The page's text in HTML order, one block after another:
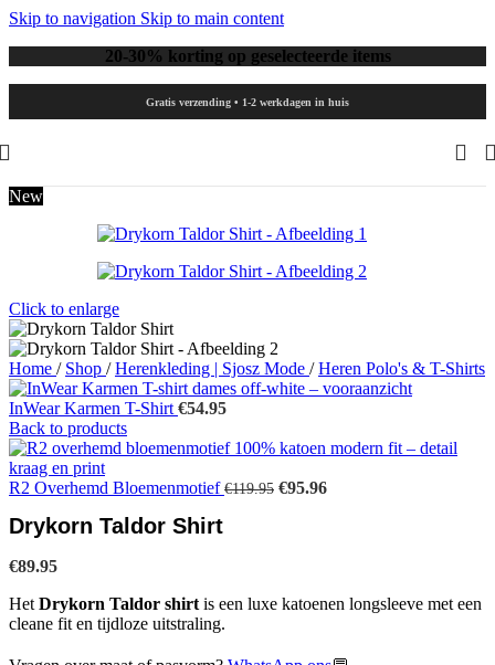
Skip to navigation Skip to main content
20-30% korting op geselecteerde items
Gratis verzending • 1-2 werkdagen in huis
New
Click to enlarge
Home / Shop / Herenkleding | Sjosz Mode / Heren Polo's & T-Shirts
InWear Karmen T-Shirt €54.95
Back to products
R2 Overhemd Bloemenmotief€119.95 Oorspronkelijke
€95.96Huidige
Drykorn Taldor Shirt
€89.95
Het Drykorn Taldor shirt is een luxe katoenen longsleeve met een
cleane fit en tijdloze uitstraling.